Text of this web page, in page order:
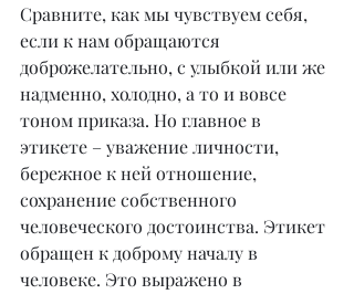
Сравните, как мы чувствуем себя,
если к нам обращаются
доброжелательно, с улыбкой или же
надменно, холодно, а то и вовсе
тоном приказа. Нo главное в
этикете – уважение личности,
бережное к ней отношение,
сохранение собственного
человеческого достоинства. Этикет
обращен к доброму началу в
человеке. Это выражено в